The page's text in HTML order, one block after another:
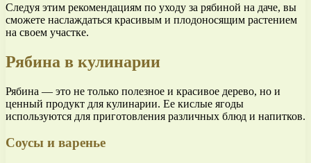
Следуя этим рекомендациям по уходу за рябиной на даче, вы
сможете наслаждаться красивым и плодоносящим растением
на своем участке.
Рябина в кулинарии
Рябина — это не только полезное и красивое дерево, но и
ценный продукт для кулинарии. Ее кислые ягоды
используются для приготовления различных блюд и напитков.
Соусы и варенье